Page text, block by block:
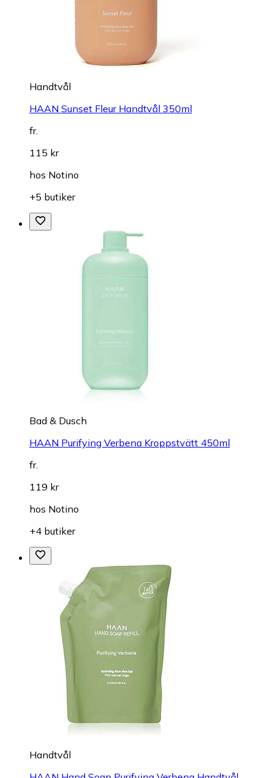
Handtvål
HAAN Sunset Fleur Handtvål 350ml
fr.
115 kr
hos Notino
+5 butiker
Bad & Dusch
HAAN Purifying Verbena Kroppstvätt 450ml
fr.
119 kr
hos Notino
+4 butiker
Handtvål